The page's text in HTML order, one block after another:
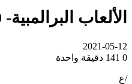
الألعاب البرالمبية- 2020/كرة السلة على الكراسي: قرعة صعبة للمنتخبين الجزائريين
2021-05-12
0
دقيقة واحدة
/ع